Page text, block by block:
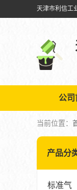
公司
当前位置：
产品分
标准气